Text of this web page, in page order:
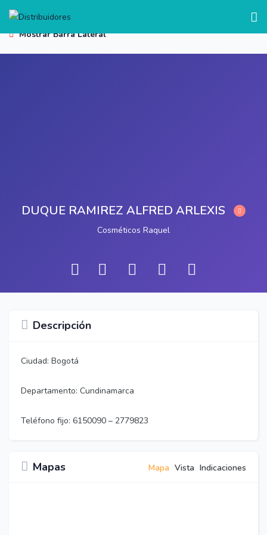
test
Mostrar Barra Lateral
DUQUE RAMIREZ ALFRED ARLEXIS
Cosméticos Raquel
Descripción
Ciudad: Bogotá
Departamento: Cundinamarca
Teléfono fijo: 6150090 – 2779823
Mapas Mapa Vista Indicaciones